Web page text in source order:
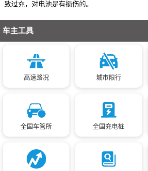
致过充，对电池是有损伤的。
车主工具
高速路况 城市限行
全国车管所 全国充电桩